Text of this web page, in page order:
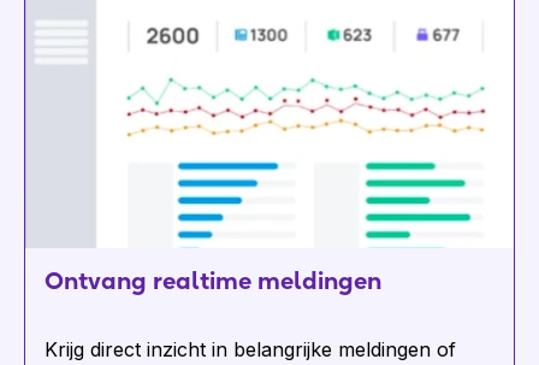
Ontvang realtime meldingen
Krijg direct inzicht in belangrijke meldingen of